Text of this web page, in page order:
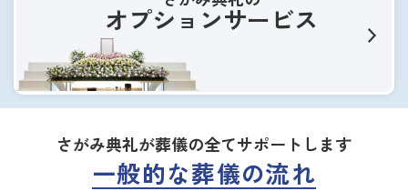
オプションサービス
さがみ典礼が葬儀の全てサポートします
一般的な葬儀の流れ